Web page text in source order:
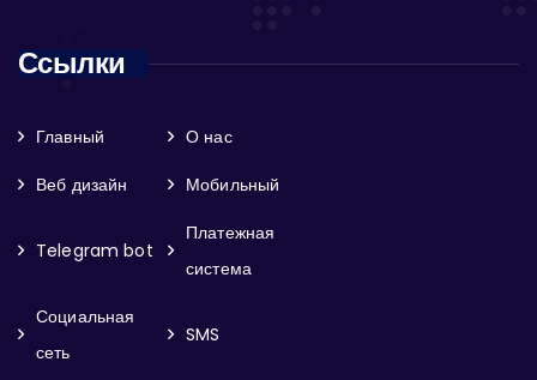
Ссылки
Главный
О нас
Веб дизайн
Мобильный
Telegram bot
Платежная
система
Социальная
сеть
SMS